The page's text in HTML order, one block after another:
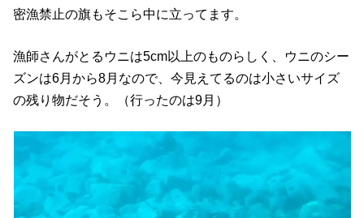
密漁禁止の旗もそこら中に立ってます。
漁師さんがとるウニは5cm以上のものらしく、ウニのシー
ズンは6月から8月なので、今見えてるのは小さいサイズ
の残り物だそう。（行ったのは9月）